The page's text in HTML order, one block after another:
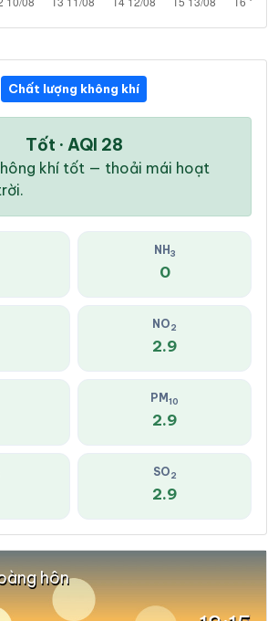
Chất lượng không khí
Tốt · AQI 28
khí tốt — thoải mái hoạt
NH 3
0
NO2
2.9
PM 10
2.9
SO2
2.9
hôn